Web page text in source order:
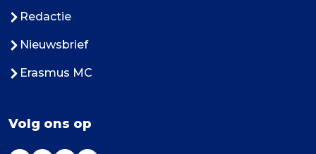
Redactie
Nieuwsbrief
Erasmus MC
Volg ons op